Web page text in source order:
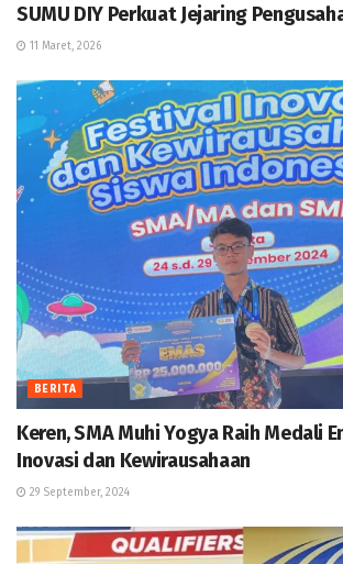
SUMU DIY Perkuat Jejaring
11 Maret, 2026
BERITA
Keren, SMA Muhi Yogya Raih Medali
Inovasi dan Kewirausahaan
29 September, 2024